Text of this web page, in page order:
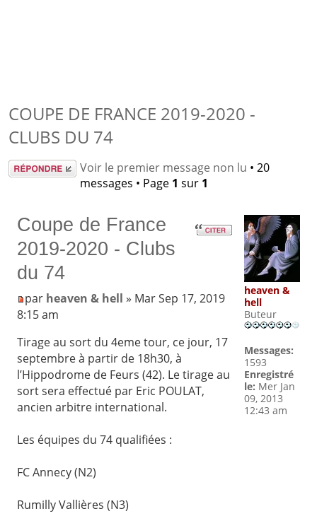
COUPE DE FRANCE 2019-2020 -
CLUBS DU 74
Répondre Voir le premier message non lu • 20
messages • Page 1 sur 1
Coupe de France
2019-2020 - Clubs
du 74
par heaven & hell » Mar Sep 17, 2019
8:15 am
Tirage au sort du 4eme tour, ce jour, 17
septembre à partir de 18h30, à
l’Hippodrome de Feurs (42). Le tirage au
sort sera effectué par Eric POULAT,
ancien arbitre international.
Les équipes du 74 qualifiées :
FC Annecy (N2)
Rumilly Vallières (N3)
heaven &
hell
Buteur
Messages:
1593
Enregistré
le: Mer Jan
09, 2013
12:43 am